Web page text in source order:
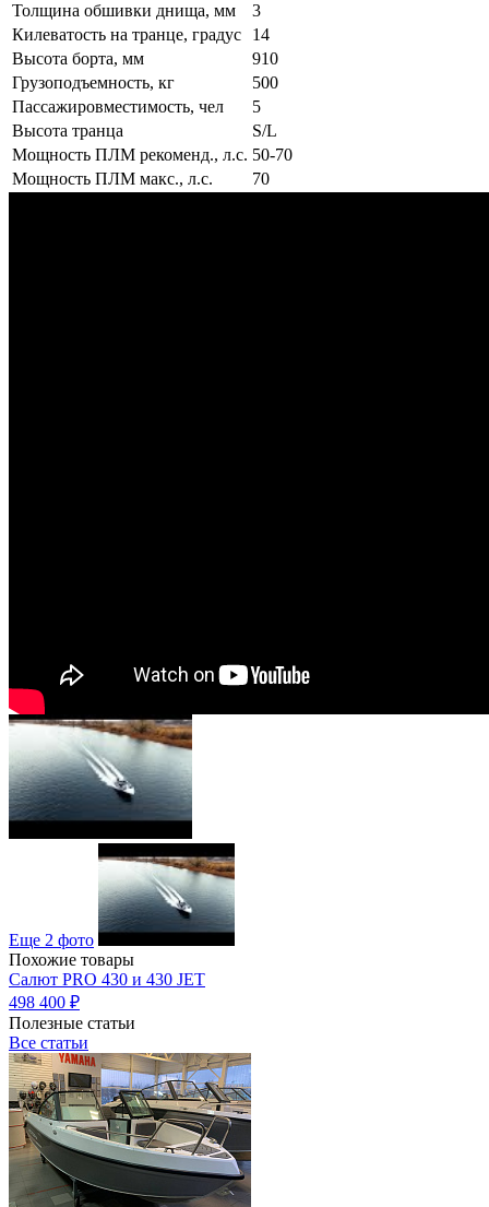
Толщина обшивки днища, мм
3
Килеватость на транце, градус
14
Высота борта, мм
910
Грузоподъемность, кг
500
Пассажировместимость, чел
5
Высота транца
S/L
Мощность ПЛМ рекоменд., л.с. 50-70
Мощность ПЛМ макс., л.с.
70
Еще 2 фото
Похожие товары
Салют PRO 430 и 430 JET
498 400 ₽
Полезные статьи
Все статьи